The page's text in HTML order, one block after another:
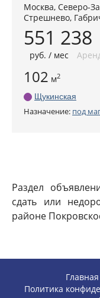
Москва, Северо-
Стрешнево,
551 238
руб. / мес
102 м2
Щукинская
Назначение: под
Раздел
сдать или
районе
Главная
Политика